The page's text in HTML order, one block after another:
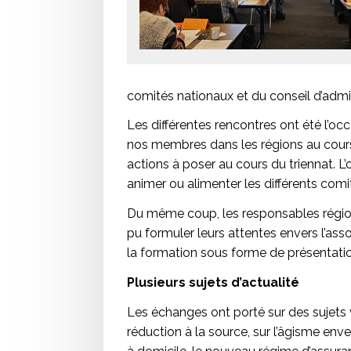
comités nationaux et du conseil
Les différentes rencontres ont été
nos membres dans les régions au
actions à poser au cours du triennat.
animer ou alimenter les différents
Du même coup, les responsables
pu formuler leurs attentes envers
la formation sous forme de
Plusieurs sujets d’actualité
Les échanges ont porté sur des
réduction à la source, sur l’âgisme